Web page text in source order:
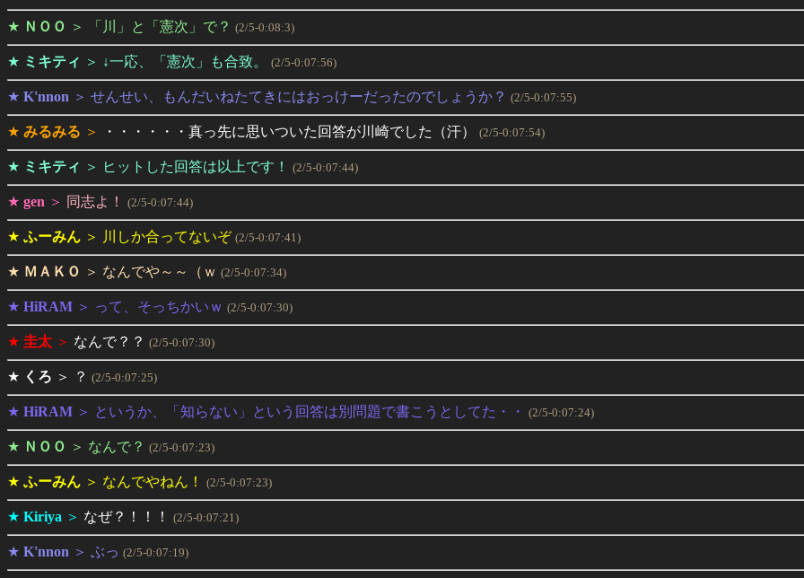
★ ＮＯＯ ＞ 「川」と「憲次」で？ (2/5-0:08:3)
★ ミキティ ＞ ↓一応、「憲次」も合致。 (2/5-0:07:56)
★ K'nnon ＞ せんせい、もんだいねたてきにはおっけーだったのでしょうか？ (2/5-0:07:55)
★ みるみる ＞ ・・・・・・真っ先に思いついた回答が川崎でした（汗） (2/5-0:07:54)
★ ミキティ ＞ ヒットした回答は以上です！ (2/5-0:07:44)
★ gen ＞ 同志よ！ (2/5-0:07:44)
★ ふーみん ＞ 川しか合ってないぞ (2/5-0:07:41)
★ ＭＡＫＯ ＞ なんでや～～（ｗ (2/5-0:07:34)
★ HiRAM ＞ って、そっちかいｗ (2/5-0:07:30)
★ 圭太 ＞ なんで？？ (2/5-0:07:30)
★ くろ ＞ ？ (2/5-0:07:25)
★ HiRAM ＞ というか、「知らない」という回答は別問題で書こうとしてた・・ (2/5-0:07:24)
★ ＮＯＯ ＞ なんで？ (2/5-0:07:23)
★ ふーみん ＞ なんでやねん！ (2/5-0:07:23)
★ Kiriya ＞ なぜ？！！！ (2/5-0:07:21)
★ K'nnon ＞ ぶっ (2/5-0:07:19)